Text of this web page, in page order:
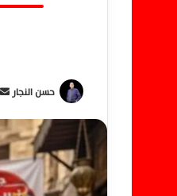
حسن النجار